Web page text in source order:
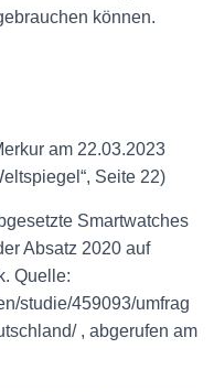
können.
am 22.03.2023
Seite 22)
Smartwatches
Absatz 2020 auf
Quelle:
studie/459093/umfrag
, abgerufen am